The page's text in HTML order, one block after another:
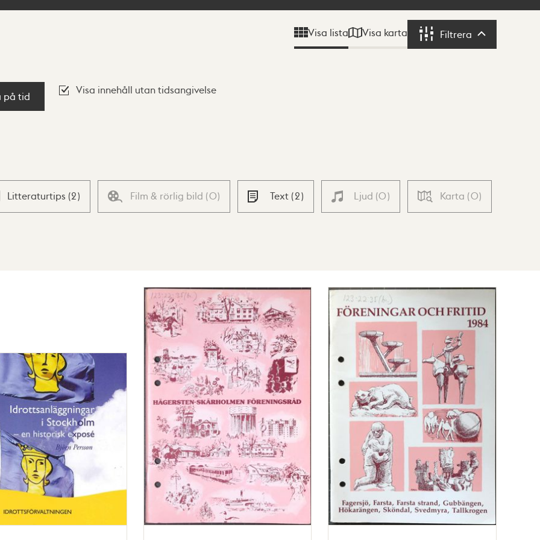
Visa lista Visa karta Filtrera Filtrera
på tid
Visa innehåll utan tidsangivelse
Litteraturtips (2) Film & rörlig bild (0) Text (2) Ljud (0) Karta (0)